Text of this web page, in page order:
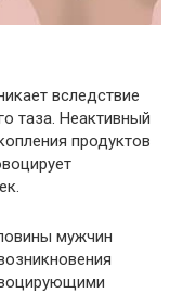
вследствие
таза. Неактивный
продуктов
мужчин